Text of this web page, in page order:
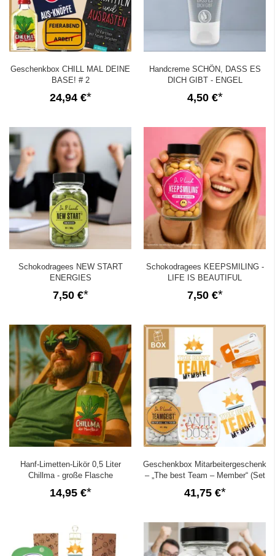
Geschenkbox CHILL MAL DEINE
BASE! # 2
24,94 €
Handcreme SCHÖN, DASS ES
DICH GIBT - ENGEL
4,50 €
Schokodragees NEW START
ENERGIES
7,50 €
Schokodragees KEEPSMILING -
LIFE IS BEAUTIFUL
7,50 €
Hanf-Limetten-Likör 0,5 Liter
Chillma - große Flasche
14,95 €
Geschenkbox Mitarbeitergeschenk
– „The best Team – Member“ (Set
41,75 €